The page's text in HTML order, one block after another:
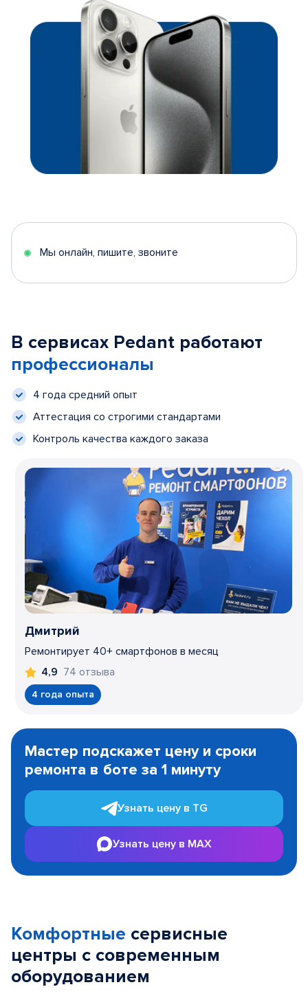
Мы онлайн, пишите, звоните
В сервисах Pedant работают
профессионалы
4 года средний опыт
Аттестация со строгими стандартами
Контроль качества каждого заказа
Дмитрий
Ремонтирует 40+ смартфонов в месяц
4,9 74 отзыва
4 года опыта
1
Мастер подскажет цену и сроки
ремонта в боте за 1 минуту
Узнать цену в TG
Узнать цену в MAX
Комфортные сервисные
центры с современным
оборудованием